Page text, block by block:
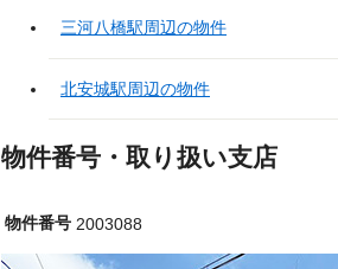
三河八橋駅周辺の物件
北安城駅周辺の物件
物件番号・取り扱い支店
物件番号 2003088